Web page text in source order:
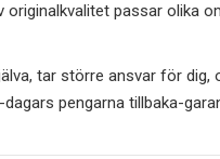
passar olika
tar större ansvar för dig,
pengarna tillbaka-